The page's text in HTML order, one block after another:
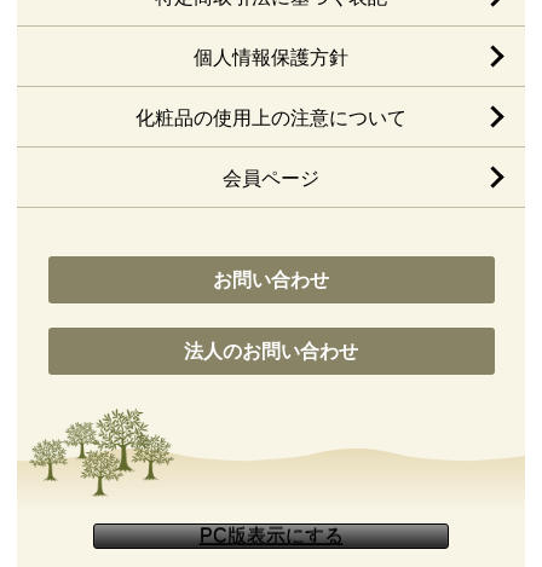
個人情報保護方針
化粧品の使用上の注意について
会員ページ
お問い合わせ
法人のお問い合わせ